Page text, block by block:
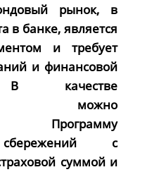
рынок, в
в банке, является
и требует
и финансовой
В качестве
можно
Программу
сбережений с
суммой и